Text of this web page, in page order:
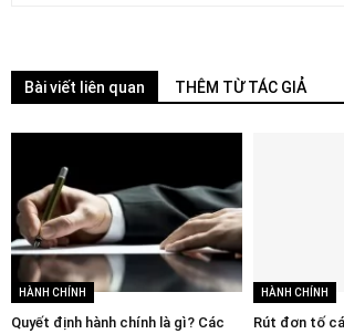
Bài viết liên quan THÊM TỪ TÁC GIẢ
HÀNH CHÍNH
Quyết định hành chính là gì? Các
HÀNH CHÍNH
Rút đơn tố